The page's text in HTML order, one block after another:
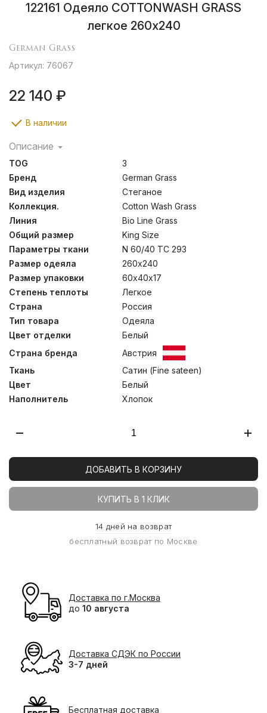
122161 Одеяло СOTTONWASH GRASS
легкое 260х240
German Grass
Артикул: 76067
22 140 ₽
В наличии
Описание
Wash-наполнители для одеял проходят
многоступенчатую переработку, получая при этом
гибкие и прочные пласты, которые выдерживают
многократные стирки в стиральных машинах. Сатин из
натурального хлопка имеет Сертификат Oeko-Tex®
Standard 100, который подтверждает отсутствие в
ткани веществ, опасных для здоровья человека.
Одеяла изготовлены вручную для сохранения
пышности наполнителя. Стирка при температуре до
30С°.
TOG
3
Бренд
German Grass
Вид изделия
Стеганое
Коллекция.
Cotton Wash Grass
Линия
Bio Line Grass
Общий размер
King Size
Параметры ткани
N 60/40 TC 293
Размер одеяла
260х240
Размер упаковки
60х40х17
Степень теплоты
Легкое
Страна
Россия
Тип товара
Одеяла
Цвет отделки
Белый
Страна бренда
Австрия
Ткань
Сатин (Fine sateen)
Цвет
Белый
Наполнитель
Хлопок
ДОБАВИТЬ В КОРЗИНУ
КУПИТЬ В 1 КЛИК
14 дней на возврат
бесплатный возврат по Москве
Доставка по г.Москва
до 10 августа
Доставка СДЭК по России
3-7 дней
Бесплатная доставка